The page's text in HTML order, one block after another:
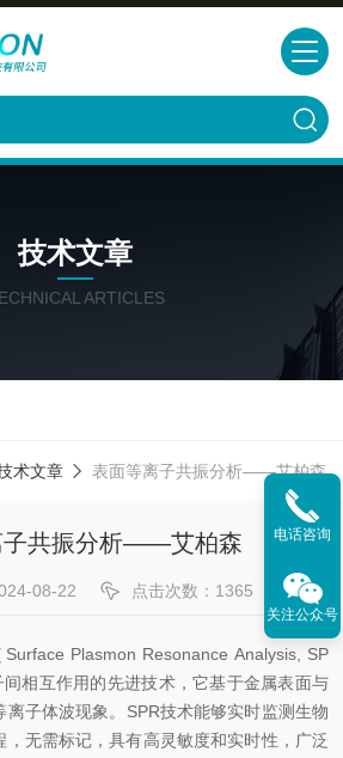
技术文章
ARTICLES
术文章 表面等离子共振分析——艾柏森
子共振分析——艾柏森
08-22 点击次数：1365
Surface Plasmon Resonance Analysis, SP
相互作用的先进技术，它基于金属表面与
子体波现象。 SPR技术能够实时监测生物
无需标记，具有高灵敏度和实时性，广泛
电话咨询
关注公众号